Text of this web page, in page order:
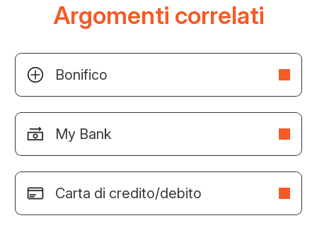
Argomenti correlati
Bonifico
My Bank
Carta di credito/debito